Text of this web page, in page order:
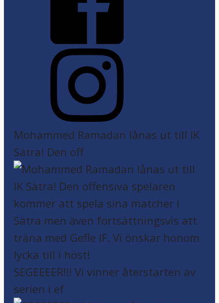
Mohammed Ramadan lånas ut till IK
Sätra! Den off
SEGEEEER!!! Vi vinner återstarten av
serien i ef